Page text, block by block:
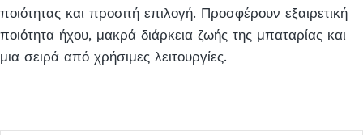
ποιότητας και προσιτή επιλογή. Προσφέρουν εξαιρετική
ποιότητα ήχου, μακρά διάρκεια ζωής της μπαταρίας και
μια σειρά από χρήσιμες λειτουργίες.